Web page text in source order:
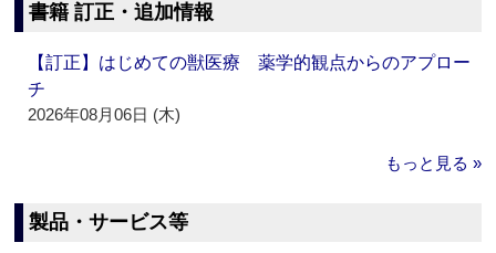
書籍 訂正・追加情報
【訂正】はじめての獣医療 薬学的観点からのアプロー
チ
2026年08月06日 (木)
もっと見る »
製品・サービス等